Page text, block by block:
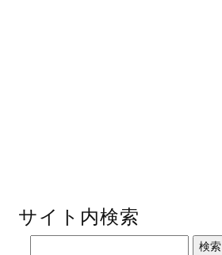
サイト内検索